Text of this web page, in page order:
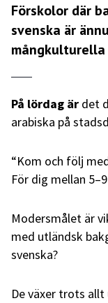
Förskolor där
svenska är
mångkulturella
På lördag är det
arabiska på
“Kom och följ
För dig mellan 5–9
Modersmålet är
med utländsk
svenska?
De växer trots